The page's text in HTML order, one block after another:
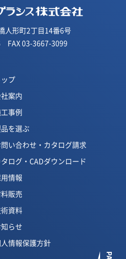
人形町2丁目14番6号
FAX 03-3667-3099
ップ
案内
事例
を選ぶ
い合わせ・カタログ請求
ログ・CADダウンロード
情報
販売
資料
らせ
情報保護方針